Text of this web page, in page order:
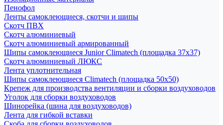
Пенофол
Ленты самоклеющиеся, скотчи и шипы
Скотч ПВХ
Скотч алюминиевый
Скотч алюминиевый армированный
Шипы самоклеющиеся Junior Climatech (площадка 37х37)
Скотч алюминиевый ЛЮКС
Лента уплотнительная
Шипы самоклеющиеся Climatech (площадка 50х50)
Крепеж для производства вентиляции и сборки воздуховодов
Уголок для сборки воздуховодов
Шинорейка (шина для воздуховодов)
Лента для гибкой вставки